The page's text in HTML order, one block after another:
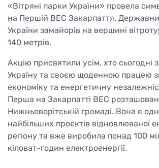
«Вітряні парки України» провела
на Першій ВЕС Закарпаття.
України замайорів на вершині
140 метрів.
Акцію присвятили усім, хто сьогодні
Україну та своєю щоденною працею
економіку та енергетичну
Перша на Закарпатті ВЕС
Нижньоворітській громаді. Вона є
найбільших проєктів відновлюваної
регіону та вже виробила понад 100
кіловат-годин електроенергії.